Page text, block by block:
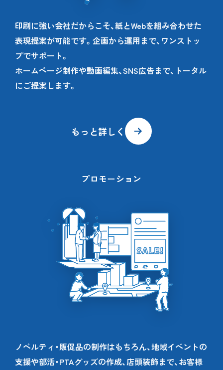
印刷に強い会社だからこそ、紙とWebを組み合わせた
表現提案が可能です。企画から運用まで、ワンストッ
プでサポート。
ホームページ制作や動画編集、SNS広告まで、トータル
にご提案します。
もっと詳しく
プロモーション
ノベルティ・販促品の制作はもちろん、地域イベントの
支援や部活・PTAグッズの作成、店頭装飾まで、お客様